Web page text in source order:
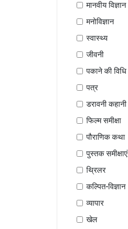
मानवीय विज्ञान
मनोविज्ञान
स्वास्थ्य
जीवनी
पकाने की विधि
पत्र
डरावनी कहानी
फिल्म समीक्षा
पौराणिक कथा
पुस्तक समीक्षाएं
थ्रिलर
कल्पित-विज्ञान
व्यापार
खेल